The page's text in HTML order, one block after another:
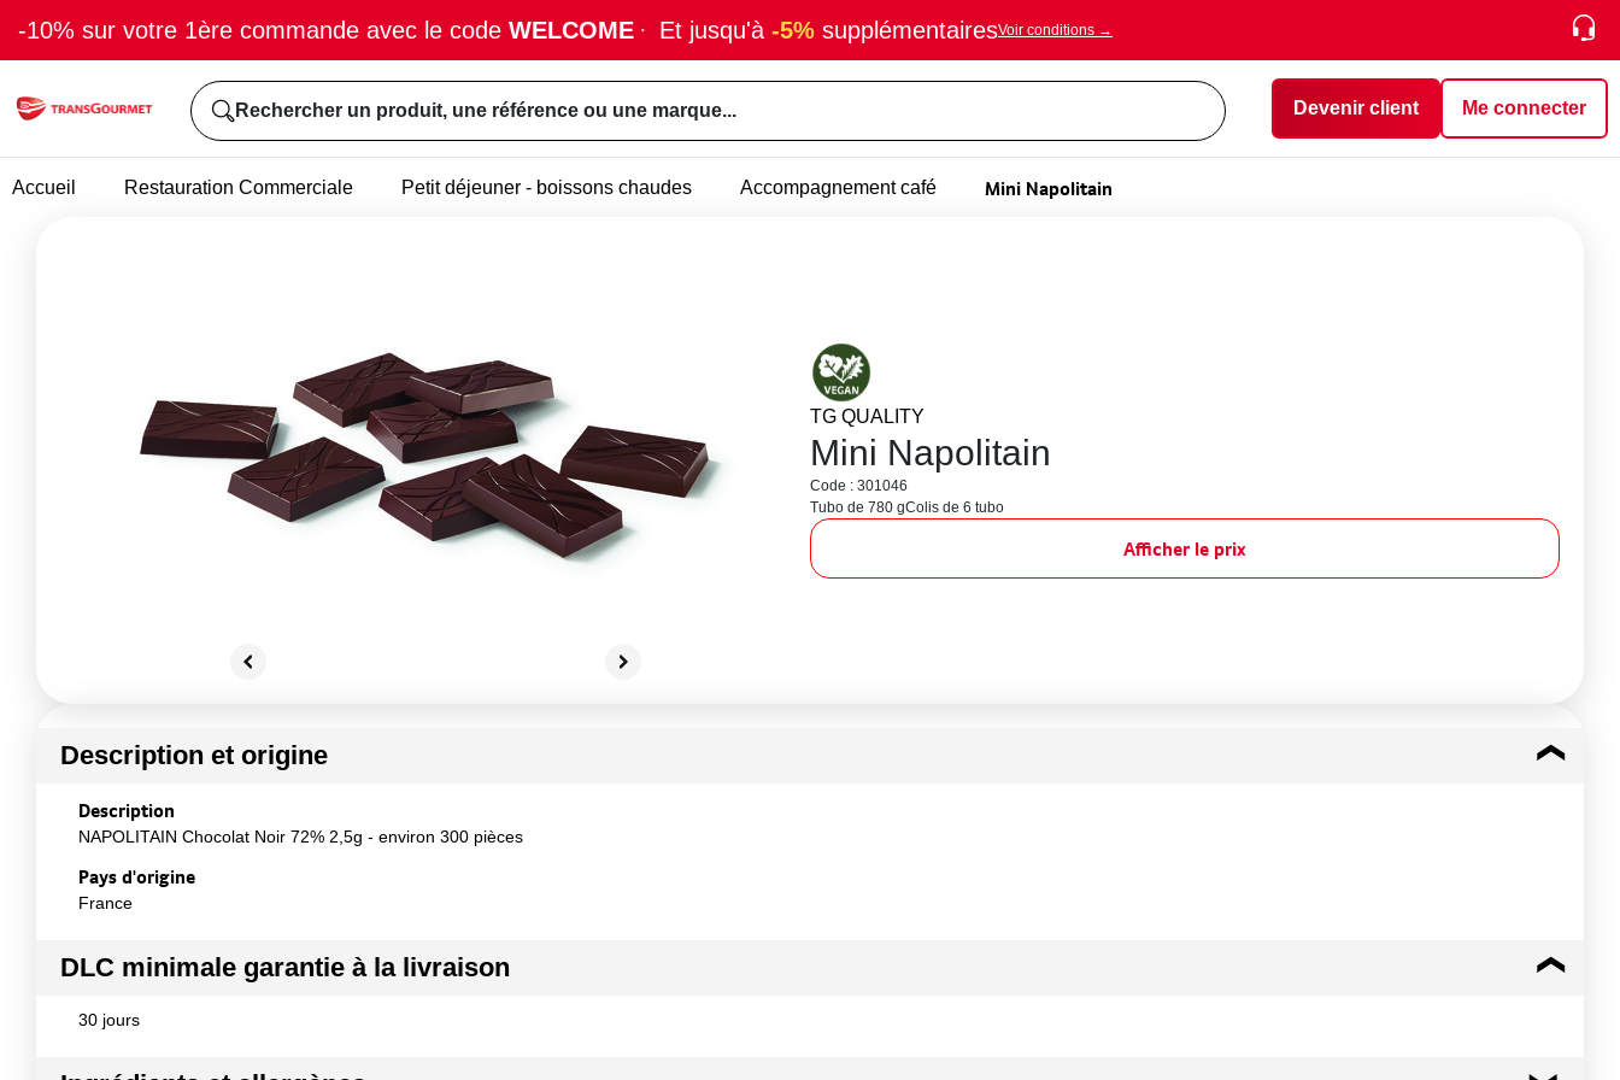
-10% sur votre 1ère commande avec le code WELCOME · Et jusqu'à -5% supplémentairesVoir conditions →
Rechercher un produit, une référence ou une marque... Devenir client Me connecter
Accueil Restauration Commerciale Petit déjeuner - boissons chaudes Accompagnement café Mini Napolitain
TG QUALITY
Mini Napolitain
Code : 301046
Tubo de 780 gColis de 6 tubo
Afficher le prix
Description et origine
Description
NAPOLITAIN Chocolat Noir 72% 2,5g - environ 300 pièces
Pays d'origine
France
DLC minimale garantie à la livraison
30 jours